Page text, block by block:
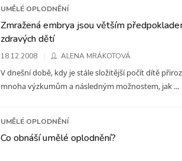
UMĚLÉ OPLODNĚNÍ
Zmražená embrya jsou větším
zdravých dětí
18.12.2008 ALENA MRÁKOTOVÁ
V dnešní době, kdy je stále složitější počít dítě
mnoha výzkumům a následným možnostem, jak ...
UMĚLÉ OPLODNĚNÍ
Co obnáší umělé oplodnění?